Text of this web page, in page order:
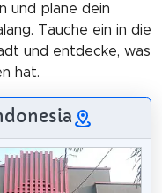
und plane dein
Tauche ein in die
und entdecke, was
hat.